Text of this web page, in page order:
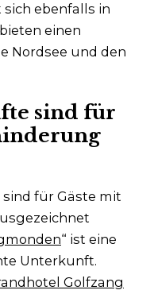
sich ebenfalls in
einen
Nordsee und den
sind für
für Gäste mit
“ ist eine
Unterkunft.
Golfzang